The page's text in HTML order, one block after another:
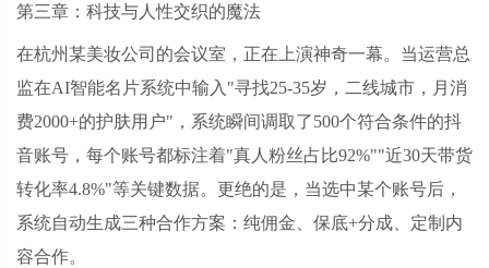
第三章：科技与人性交织的魔法
在杭州某美妆公司的会议室，正在上演神奇一幕。当运营总
监在AI智能名片系统中输入"寻找25-35岁，二线城市，月消
费2000+的护肤用户"，系统瞬间调取了500个符合条件的抖
音账号，每个账号都标注着"真人粉丝占比92%""近30天带货
转化率4.8%"等关键数据。更绝的是，当选中某个账号后，
系统自动生成三种合作方案：纯佣金、保底+分成、定制内
容合作。